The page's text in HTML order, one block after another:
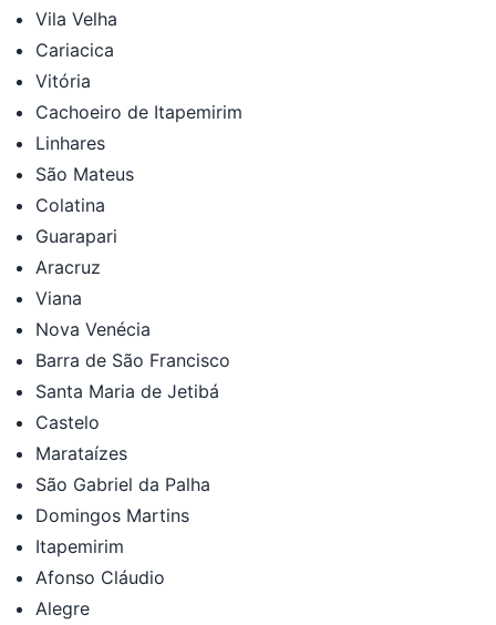
Vila Velha
Cariacica
Vitória
Cachoeiro de Itapemirim
Linhares
São Mateus
Colatina
Guarapari
Aracruz
Viana
Nova Venécia
Barra de São Francisco
Santa Maria de Jetibá
Castelo
Marataízes
São Gabriel da Palha
Domingos Martins
Itapemirim
Afonso Cláudio
Alegre